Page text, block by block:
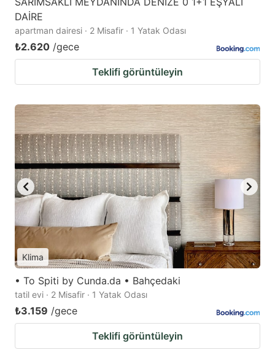
DAİRE
apartman dairesi · 2 Misafir · 1 Yatak Odası
₺2.620 /gece
Teklifi görüntüleyin
Klima
• To Spiti by Cunda.da • Bahçedaki
tatil evi · 2 Misafir · 1 Yatak Odası
₺3.159 /gece
Teklifi görüntüleyin